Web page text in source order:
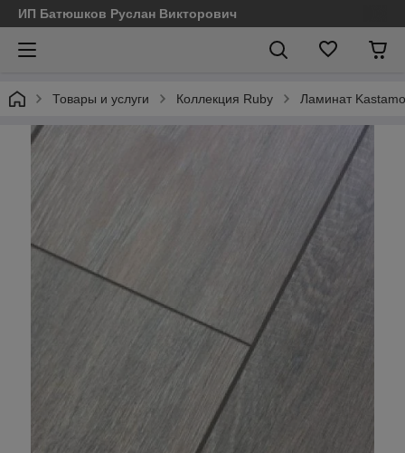
ИП Батюшков Руслан Викторович
Товары и услуги Коллекция Ruby Ламинат